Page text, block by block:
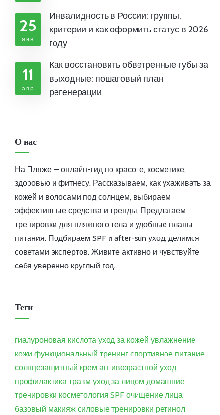
25
янв
Инвалидность в России: группы,
критерии и как оформить статус в 2026
году
11
апр
Как восстановить обветренные губы за
выходные: пошаговый план
регенерации
О нас
На Пляже — онлайн-гид по красоте, косметике,
здоровью и фитнесу. Рассказываем, как ухаживать за
кожей и волосами под солнцем, выбираем
эффективные средства и тренды. Предлагаем
тренировки для пляжного тела и удобные планы
питания. Подбираем SPF и after-sun уход, делимся
советами экспертов. Живите активно и чувствуйте
себя уверенно круглый год.
Теги
гиалуроновая кислота уход за кожей увлажнение
кожи функциональный тренинг спортивное питание
солнцезащитный крем антивозрастной уход
профилактика травм уход за лицом домашние
тренировки косметология SPF очищение лица
базовый макияж силовые тренировки ретинол